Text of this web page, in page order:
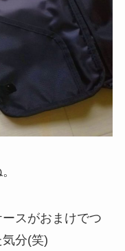
スがおまけでつ
分(笑)